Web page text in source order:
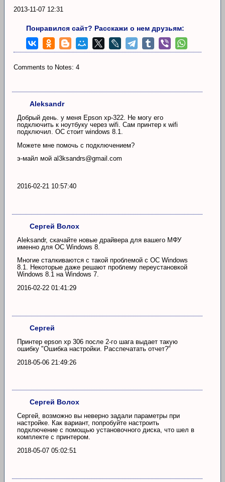
2013-11-07 12:31
Понравился сайт? Расскажи о нем друзьям:
Comments to Notes: 4
Aleksandr
Добрый день. у меня Epson xp-322. Не могу его
подключить к ноутбуку через wifi. Сам принтер к wifi
подключил. ОС cтоит windows 8.1.
Можете мне помочь с подключением?
э-майл мой al3ksandrs@gmail.com
2016-02-21 10:57:40
Сергей Волох
Aleksandr, скачайте новые драйвера для вашего МФУ
именно для ОС Windows 8.
Многие сталкиваются с такой проблемой с ОС Windows
8.1. Некоторые даже решают проблему переустановкой
Windows 8.1 на Windows 7.
2016-02-22 01:41:29
Сергей
Принтер epson xp 306 после 2-го шага выдает такую
ошибку "Ошибка настройки. Расспечатать отчет?"
2018-05-06 21:49:26
Сергей Волох
Сергей, возможно вы неверно задали параметры при
настройке. Как вариант, попробуйте настроить
подключение с помощью установочного диска, что шел в
комплекте с принтером.
2018-05-07 05:02:51